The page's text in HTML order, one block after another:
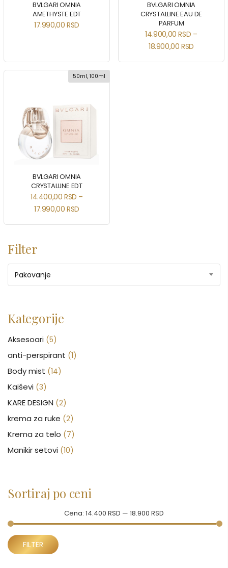
BVLGARI OMNIA
AMETHYSTE EDT
17.990,00RSD
BVLGARI OMNIA
CRYSTALLINE EAU DE
PARFUM
14.900,00RSD –
18.900,00RSD
50ml, 100ml
BVLGARI OMNIA
CRYSTALLINE EDT
14.400,00 RSD –
17.990,00RSD
Filter
Pakovanje
Kategorije
Aksesoari (5)
anti-perspirant (1)
Body mist (14)
Kaiševi (3)
KARE DESIGN (2)
krema za ruke (2)
Krema za telo (7)
Manikir setovi (10)
Nega lica (88)
Neseseri
Novčanici (51)
Sortiraj po ceni
FILTER
Cena: 14.400 RSD — 18.900 RSD